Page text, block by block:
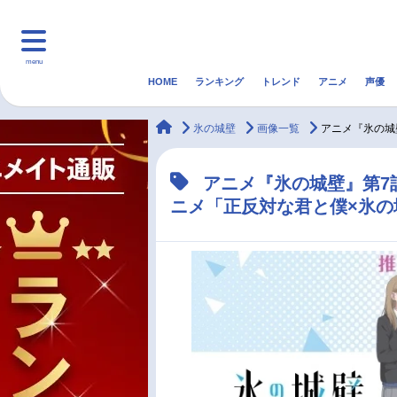
menu
マンガ・ラノベ ゲーム・アプリ 音楽
アニメ記事一覧
声優記事一覧
HOME ランキング トレンド アニメ 声優
animateTimes
氷の城壁 画像一覧 アニメ『氷の
アニメ『氷の城壁』第
ニメ「正反対な君と僕×氷